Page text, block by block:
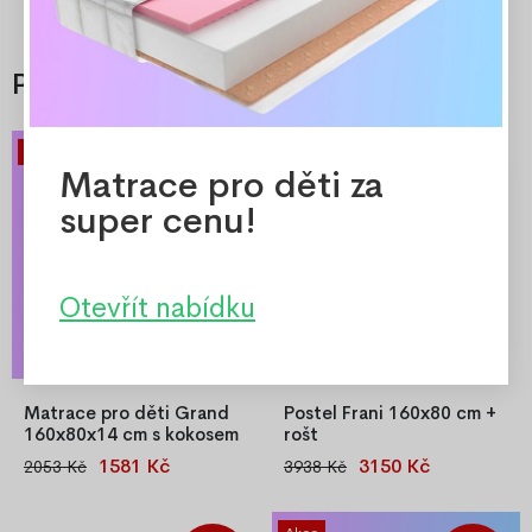
Příslušenství
-23%
Matrace pro děti Grand
160x80x14 cm s kokosem
Zónová dětská matrace
kokosovou vrstvou a
2053 Kč 1581 Kč
Postel Frani 160x80 cm +
rošt
Postel Frani 160x80 cm + rošt
3938 Kč 3150 Kč
Matrace pro děti za
super cenu!
Otevřít nabídku